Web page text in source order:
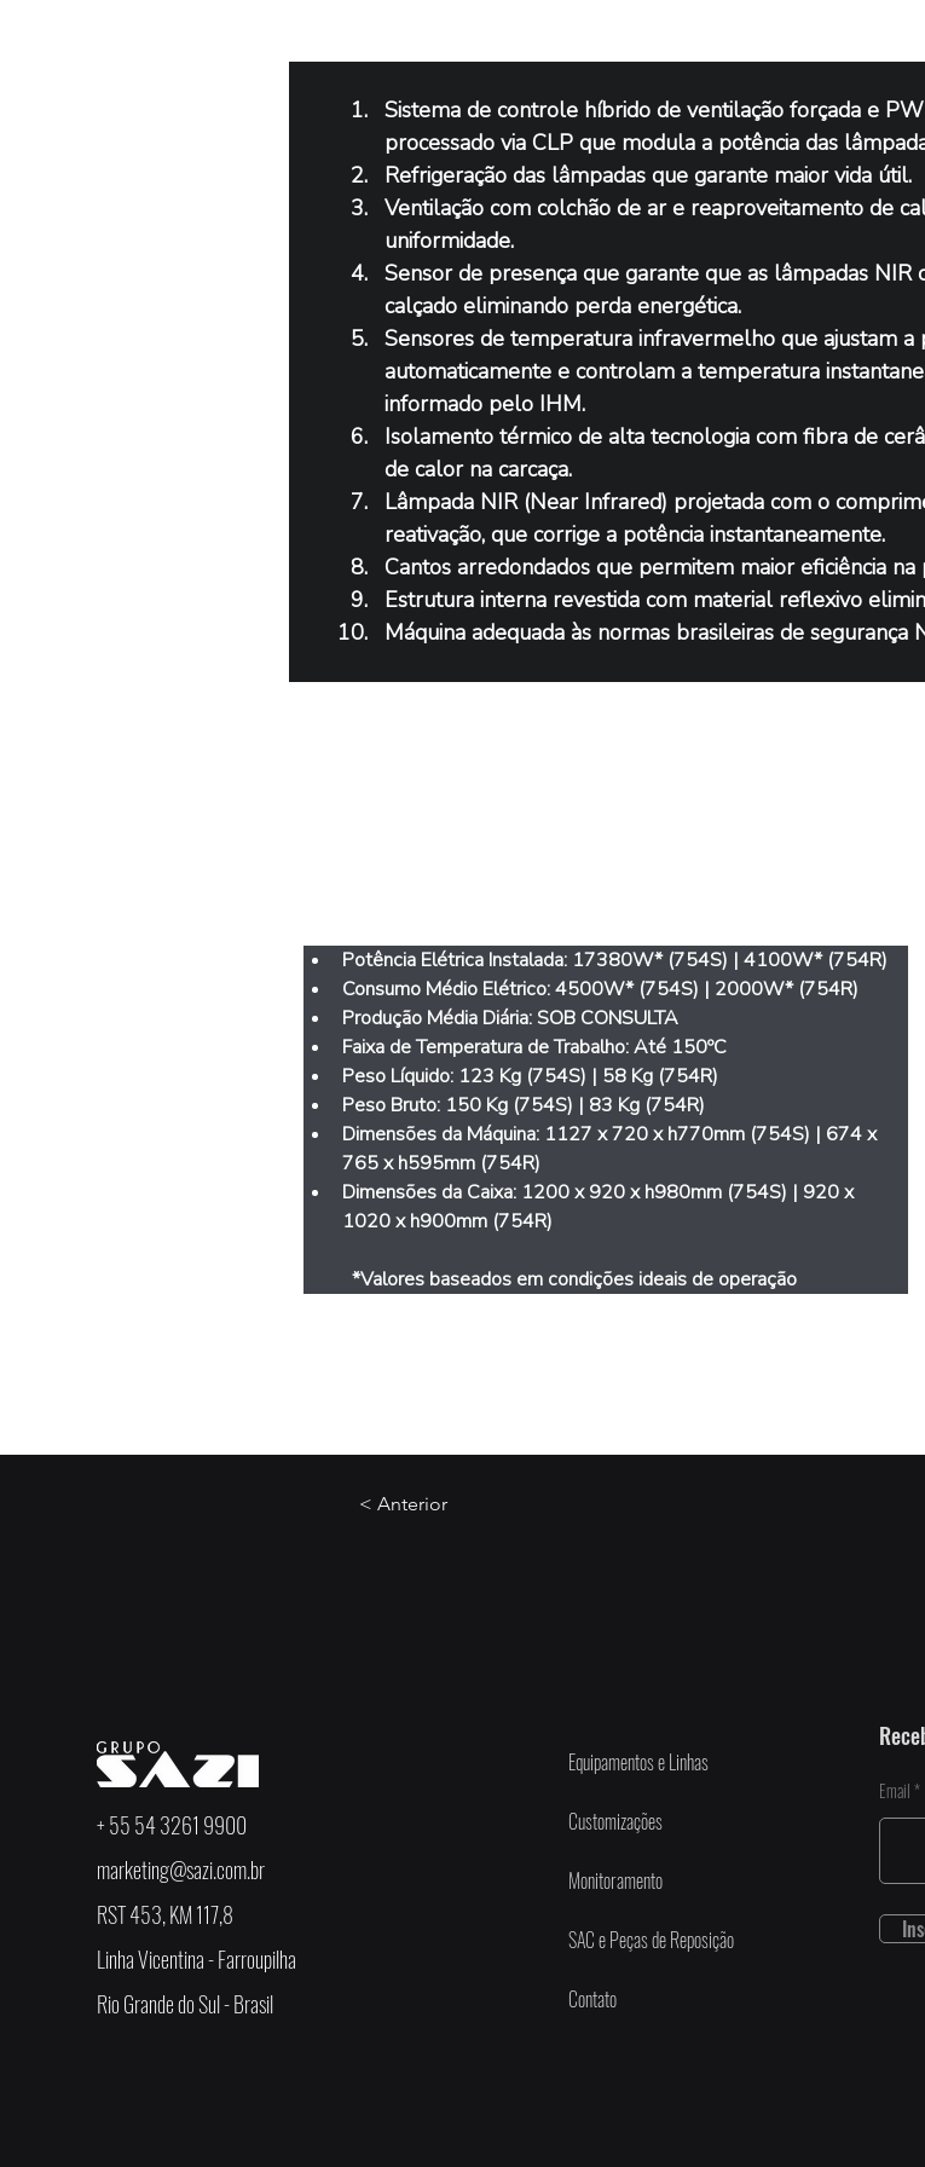
Sistema de controle híbrido de ventilação forçada e
processado via CLP que modula a potência das
Refrigeração das lâmpadas que garante maior vida útil.
Ventilação com colchão de ar e reaproveitamento de
uniformidade.
Sensor de presença que garante que as lâmpadas
calçado eliminando perda energética.
Sensores de temperatura infravermelho que ajustam a
automaticamente e controlam a temperatura
informado pelo IHM.
Isolamento térmico de alta tecnologia com fibra de
de calor na carcaça.
Lâmpada NIR (Near Infrared) projetada com o
reativação, que corrige a potência instantaneamente.
Cantos arredondados que permitem maior eficiência na
Estrutura interna revestida com material reflexivo
Máquina adequada às normas brasileiras de segurança
Potência Elétrica Instalada: 17380W* (754S) | 4100W* (754R)
Consumo Médio Elétrico: 4500W* (754S) | 2000W* (754R)
Produção Média Diária: SOB CONSULTA
Faixa de Temperatura de Trabalho: Até 150ºC
Peso Líquido: 123 Kg (754S) | 58 Kg (754R)
Peso Bruto: 150 Kg (754S) | 83 Kg (754R)
Dimensões da Máquina: 1127 x 720 x h770mm (754S) | 674 x
765 x h595mm (754R)
Dimensões da Caixa: 1200 x 920 x h980mm (754S) | 920 x
1020 x h900mm (754R)
	*Valores baseados em condições ideais de operação
< Anterior
+ 55 54 3261 9900
marketing@sazi.com.br
RST 453, KM 117,8
Linha Vicentina - Farroupilha
Rio Grande do Sul - Brasil
Equipamentos e Linhas
Customizações
Monitoramento
SAC e Peças de Reposição
Contato
Email